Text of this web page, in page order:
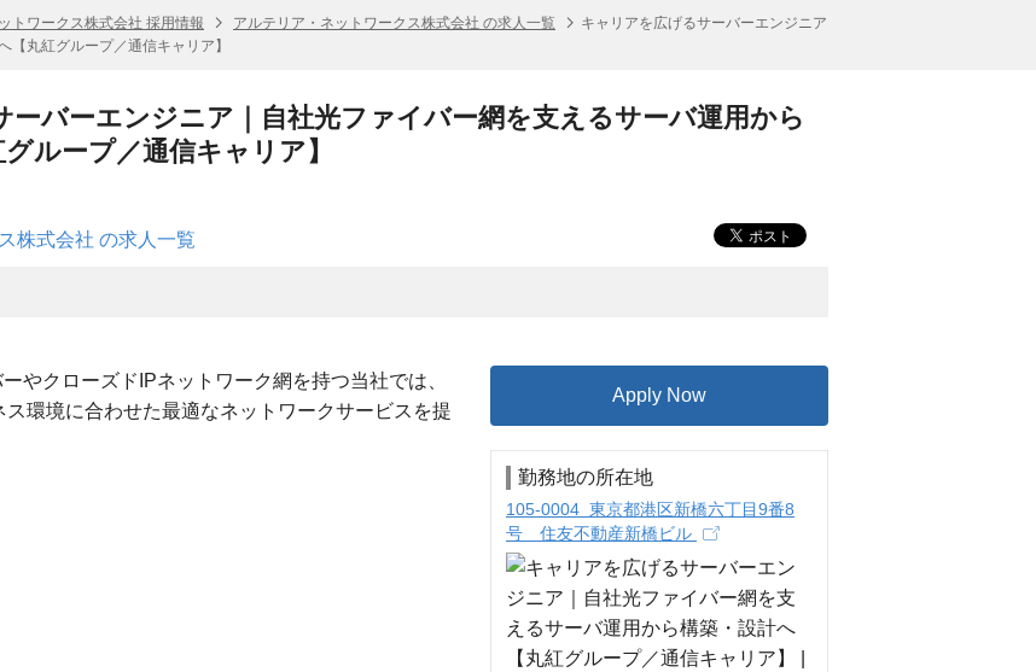
トワークス株式会社 採用情報 アルテリア・ネットワークス株式会社 の求人一覧
キャリアを広げるサーバーエンジニア
【丸紅グループ／通信キャリア】
ーバーエンジニア｜自社光ファイバー網を支えるサーバ運用から
ループ／通信キャリア】
株式会社 の求人一覧
やクローズドIPネットワーク網を持つ当社では、
環境に合わせた最適なネットワークサービスを提
Apply Now
勤務地の所在地
105-0004 東京都港区新橋六丁目9番8
号 住友不動産新橋ビル